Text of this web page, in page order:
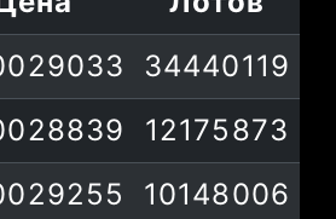
Лотов
34440119
12175873